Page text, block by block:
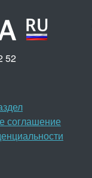
52
соглашение